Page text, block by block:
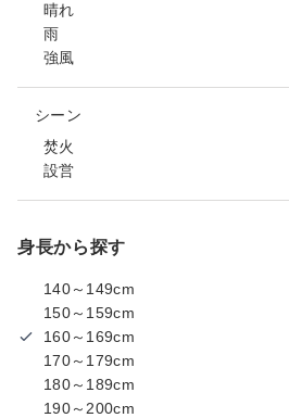
晴れ
雨
強風
シーン
焚火
設営
身長から探す
140～149cm
150～159cm
160～169cm
170～179cm
180～189cm
190～200cm